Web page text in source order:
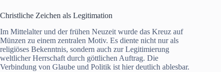
Christliche Zeichen als Legitimation
Im Mittelalter und der frühen Neuzeit wurde das Kreuz auf
Münzen zu einem zentralen Motiv. Es diente nicht nur als
religiöses Bekenntnis, sondern auch zur Legitimierung
weltlicher Herrschaft durch göttlichen Auftrag. Die
Verbindung von Glaube und Politik ist hier deutlich ablesbar.